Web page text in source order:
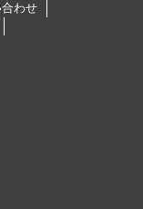
わせ